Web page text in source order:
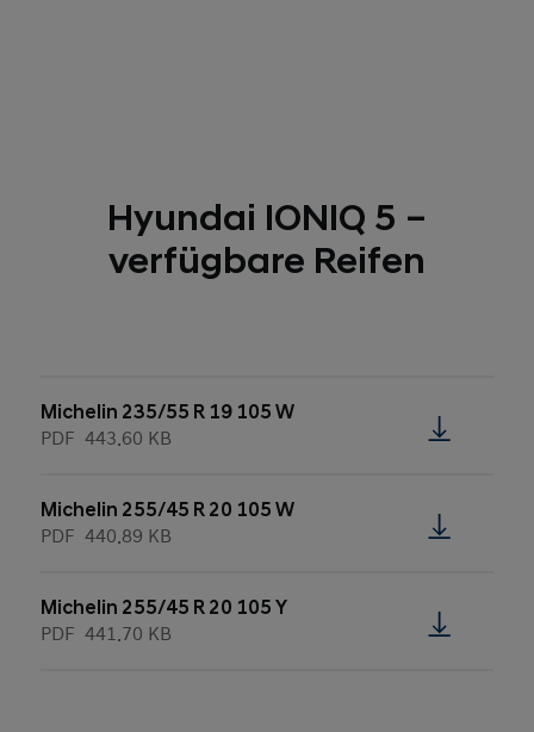
Hyundai IONIQ 5 –
verfügbare Reifen
Michelin 235/55 R 19 105 W
PDF 443.60 KB
Michelin 255/45 R 20 105 W
PDF 440.89 KB
Michelin 255/45 R 20 105 Y
PDF 441.70 KB